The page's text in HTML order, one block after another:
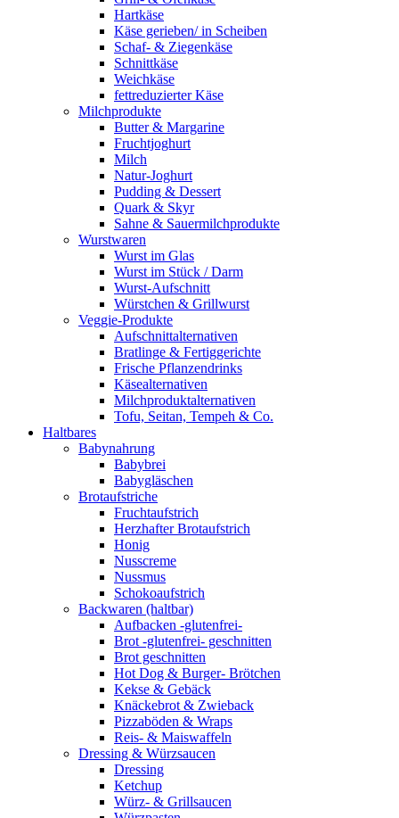
Hartkäse
Käse gerieben/ in Scheiben
Schaf- & Ziegenkäse
Schnittkäse
Weichkäse
fettreduzierter Käse
Milchprodukte
Butter & Margarine
Fruchtjoghurt
Milch
Natur-Joghurt
Pudding & Dessert
Quark & Skyr
Sahne & Sauermilchprodukte
Wurstwaren
Wurst im Glas
Wurst im Stück / Darm
Wurst-Aufschnitt
Würstchen & Grillwurst
Veggie-Produkte
Aufschnittalternativen
Bratlinge & Fertiggerichte
Frische Pflanzendrinks
Käsealternativen
Milchproduktalternativen
Tofu, Seitan, Tempeh & Co.
Haltbares
Babynahrung
Babybrei
Babygläschen
Brotaufstriche
Fruchtaufstrich
Herzhafter Brotaufstrich
Honig
Nusscreme
Nussmus
Schokoaufstrich
Backwaren (haltbar)
Aufbacken -glutenfrei-
Brot -glutenfrei- geschnitten
Brot geschnitten
Hot Dog & Burger- Brötchen
Kekse & Gebäck
Knäckebrot & Zwieback
Pizzaböden & Wraps
Reis- & Maiswaffeln
Dressing & Würzsaucen
Dressing
Ketchup
Würz- & Grillsaucen